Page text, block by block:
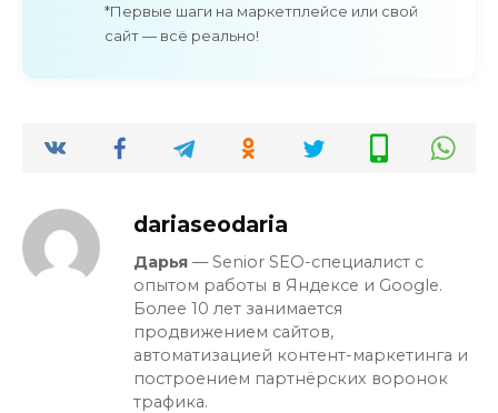
*Первые шаги на маркетплейсе или свой
сайт — всё реально!
dariaseodaria
Дарья — Senior SEO-специалист с
опытом работы в Яндексе и Google.
Более 10 лет занимается
продвижением сайтов,
автоматизацией контент-маркетинга и
построением партнёрских воронок
трафика.